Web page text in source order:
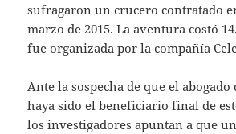
sufragaron un crucero contratado
marzo de 2015. La aventura costó
fue organizada por la compañía
Ante la sospecha de que el abogado
haya sido el beneficiario final de
los investigadores apuntan a que